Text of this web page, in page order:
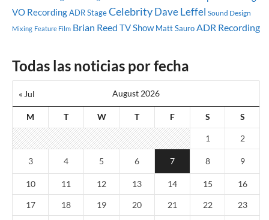
VO RecordingADR StageCelebrityDave Leffel Sound Design
Mixing Feature Film Brian Reed TV Show Matt SauroADR Recording
Todas las noticias por fecha
August 2026
M T W T F S S
« Jul
1 2
3 4 5 6 7 8 9
10 11 12 13 14 15 16
17 18 19 20 21 22 23